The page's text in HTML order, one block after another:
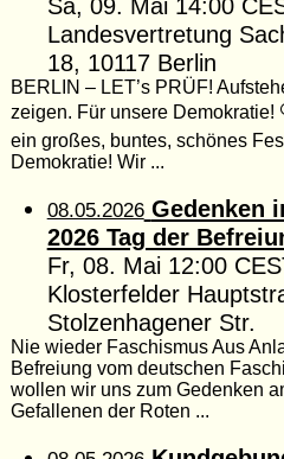
Landesvertretung
18, 10117 Berlin
BERLIN – LET’s PRÜF!
zeigen. Für unsere Demokratie!
ein großes, buntes, schönes
Demokratie! Wir ...
08.05.2026 Gedenken
2026 Tag der
Fr, 08. Mai 12:00
Klosterfelder
Stolzenhagener Str.
Nie wieder Faschismus Aus
Befreiung vom deutschen
wollen wir uns zum Gedenken
Gefallenen der Roten ...